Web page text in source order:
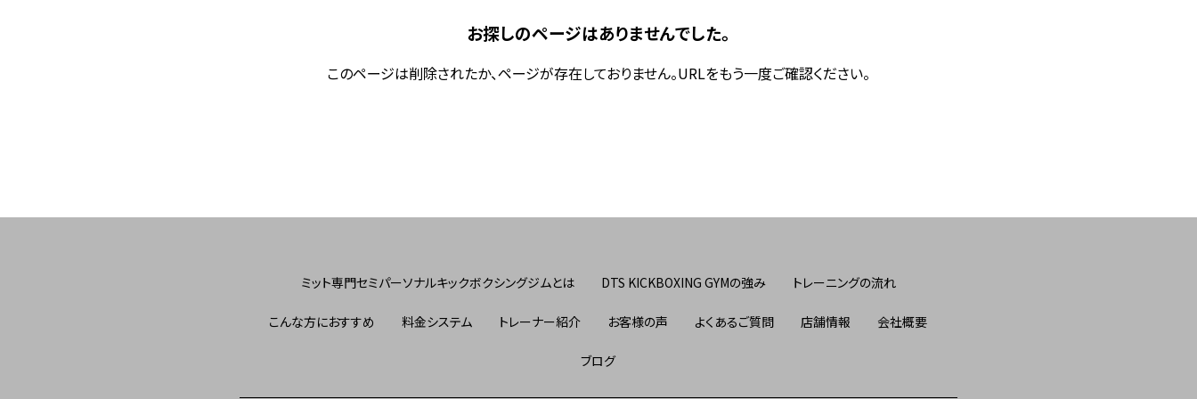
お探しのページはありませんでした。
このページは削除されたか、ページが存在しておりません。URLをもう一度ご確認ください。
ミット専門セミパーソナルキックボクシングジムとは DTS KICKBOXING GYMの強み トレーニングの流れ
こんな方におすすめ 料金システム トレーナー紹介 お客様の声 よくあるご質問 店舗情報 会社概要
ブログ